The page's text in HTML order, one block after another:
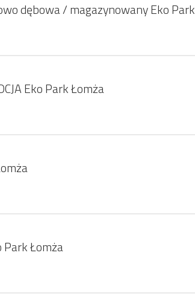
dębowa / magazynowany Eko Park
Eko Park Łomża
Łomża